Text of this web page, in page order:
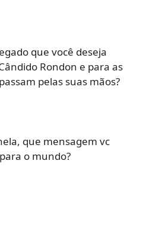
que você deseja
Rondon e para as
pelas suas mãos?
que mensagem vc
o mundo?